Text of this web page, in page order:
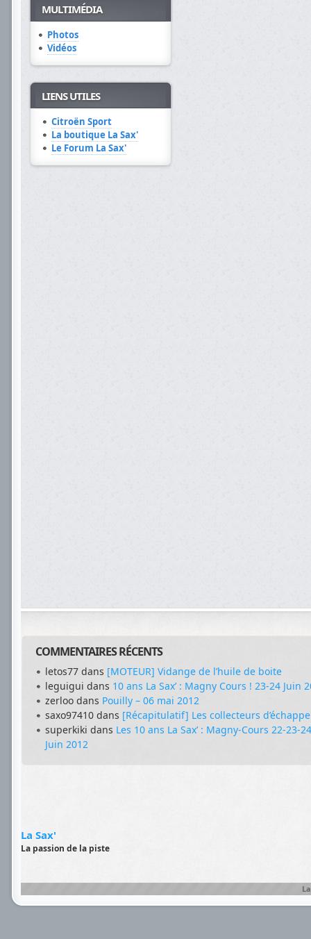
MULTIMÉDIA
Photos
Vidéos
LIENS UTILES
Citroën Sport
La boutique La Sax'
Le Forum La Sax'
COMMENTAIRES RÉCENTS
letos77 dans [MOTEUR] Vidange de l’huile de boite
leguigui dans 10 ans La Sax’ : Magny Cours ! 23-24 Juin
zerloo dans Pouilly – 06 mai 2012
saxo97410 dans [Récapitulatif] Les collecteurs
superkiki dans Les 10 ans La Sax’ : Magny-Cours 22-23-
Juin 2012
La Sax'
La passion de la piste